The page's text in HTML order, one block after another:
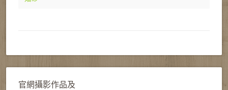
官網攝影作品及